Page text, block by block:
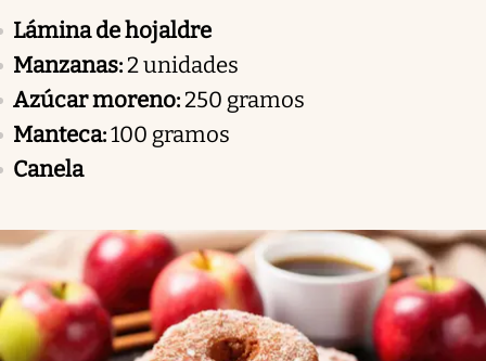
Lámina de hojaldre
Manzanas: 2 unidades
Azúcar moreno: 250 gramos
Manteca:100 gramos
Canela